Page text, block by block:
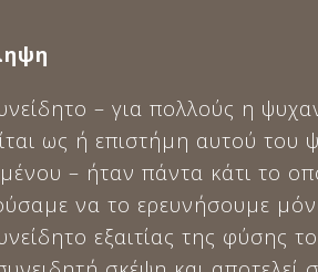
– για πολλούς η
ως ή επιστήμη αυτού του
– ήταν πάντα κάτι το
να το ερευνήσουμε
εξαιτίας της φύσης